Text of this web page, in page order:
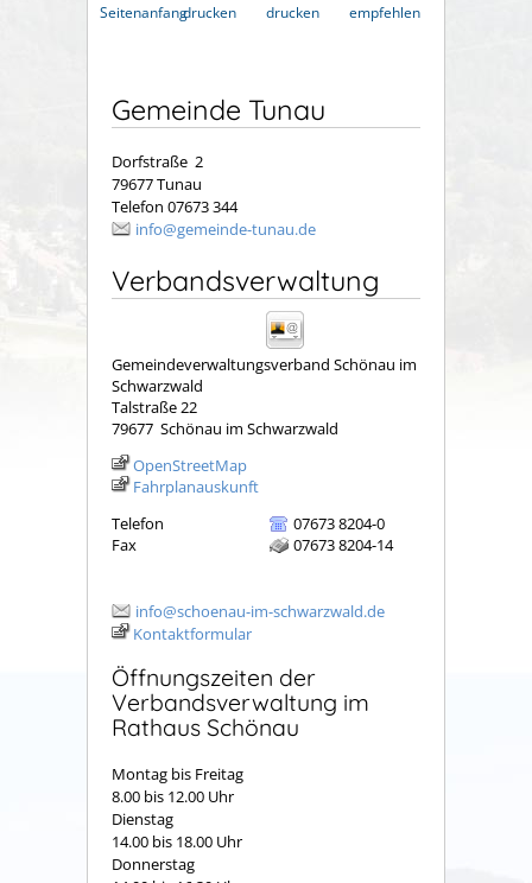
Seitenanfangdrucken
drucken
empfehlen
Gemeinde Tunau
Dorfstraße 2
79677 Tunau
Telefon 07673 344
info@gemeinde-tunau.de
Verbandsverwaltung
Gemeindeverwaltungsverband Schönau im
Schwarzwald
Talstraße 22
79677 Schönau im Schwarzwald
OpenStreetMap
Fahrplanauskunft
Telefon
07673 8204-0
Fax
07673 8204-14
info@schoenau-im-schwarzwald.de
Kontaktformular
Öffnungszeiten der
Verbandsverwaltung im
Rathaus Schönau
Montag bis Freitag
8.00 bis 12.00 Uhr
Dienstag
14.00 bis 18.00 Uhr
Donnerstag